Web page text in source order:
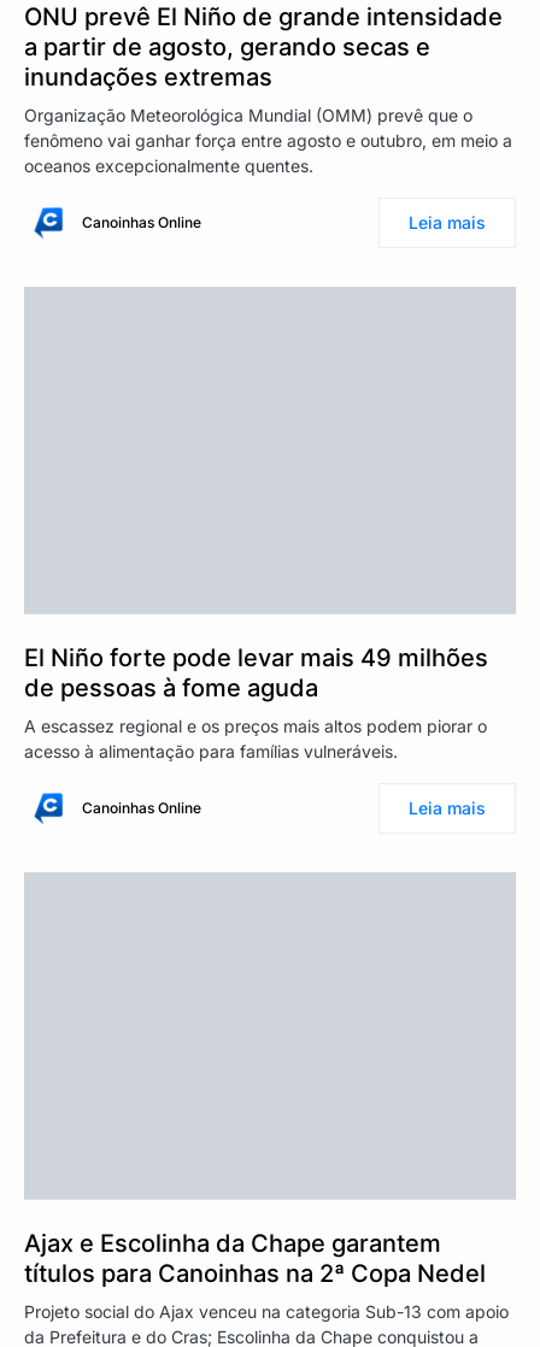
ONU prevê El Niño de grande intensidade
a partir de agosto, gerando secas e
inundações extremas
Organização Meteorológica Mundial (OMM) prevê que o
fenômeno vai ganhar força entre agosto e outubro, em meio a
oceanos excepcionalmente quentes.
Canoinhas Online Leia mais
El Niño forte pode levar mais 49 milhões
de pessoas à fome aguda
A escassez regional e os preços mais altos podem piorar o
acesso à alimentação para famílias vulneráveis.
Canoinhas Online Leia mais
Ajax e Escolinha da Chape garantem
títulos para Canoinhas na 2ª Copa Nedel
Projeto social do Ajax venceu na categoria Sub-13 com apoio
da Prefeitura e do Cras; Escolinha da Chape conquistou a